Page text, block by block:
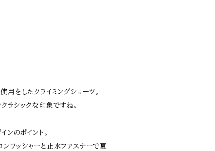
をしたクライミングショーツ。
ラシックな印象ですね。
ンのポイント。
ワッシャーと止水ファスナーで夏